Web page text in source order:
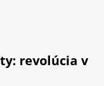
revolúcia v